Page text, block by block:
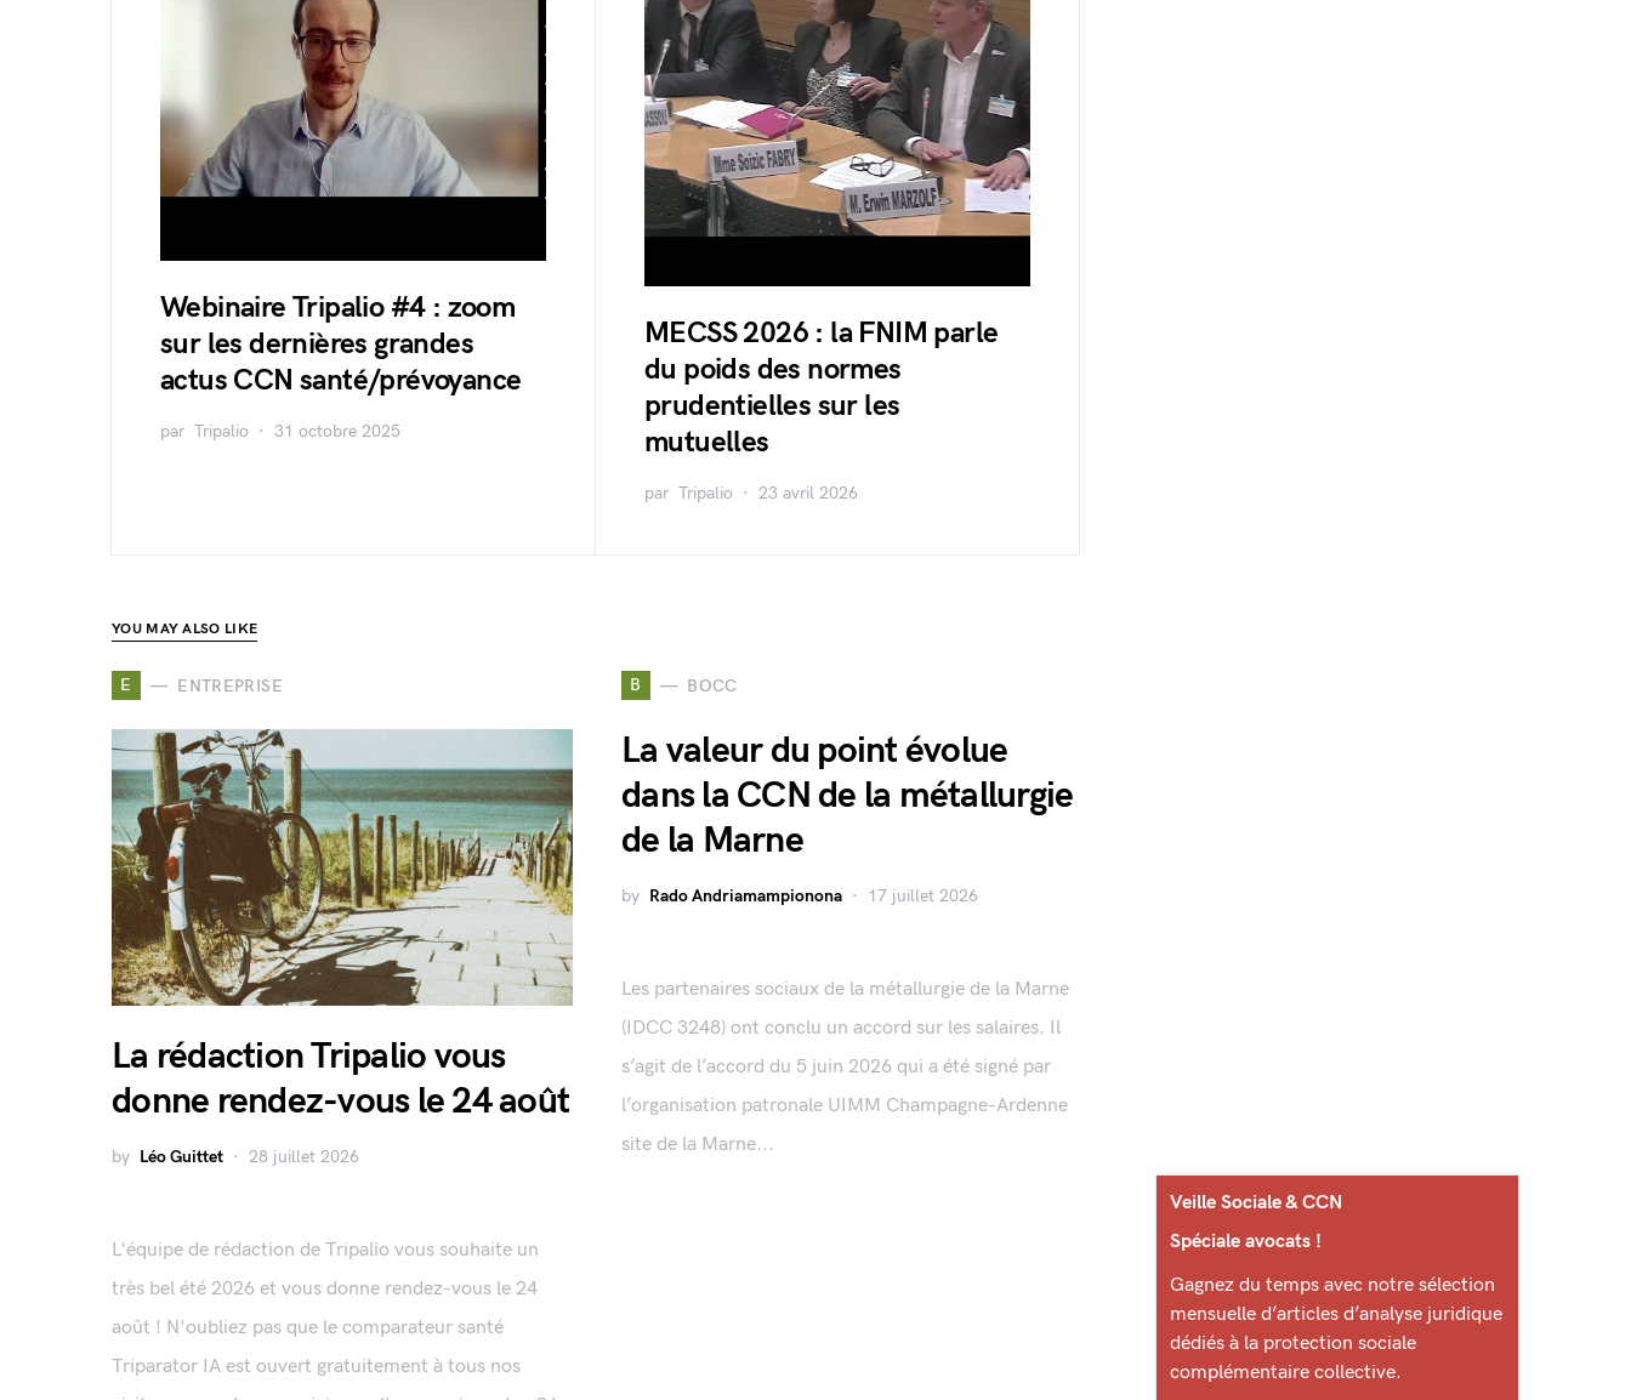
Webinaire Tripalio #4 : zoom
sur les dernières grandes
actus CCN santé/prévoyance
par Tripalio 31 octobre 2025
MECSS 2026 : la FNIM parle
du poids des normes
prudentielles sur les
mutuelles
par Tripalio 23 avril 2026
YOU MAY ALSO LIKE
E ENTREPRISE
La rédaction Tripalio vous
donne rendez-vous le 24 août
by Léo Guittet 28 juillet 2026
L'équipe de rédaction de Tripalio vous souhaite un
très bel été 2026 et vous donne rendez-vous le 24
août ! N'oubliez pas que le comparateur santé
Triparator IA est ouvert gratuitement à tous nos
B BOCC
La valeur du point évolue
dans la CCN de la métallurgie
de la Marne
by Rado Andriamampionona 17 juillet 2026
Les partenaires sociaux de la métallurgie de la Marne
(IDCC 3248) ont conclu un accord sur les salaires. Il
s’agit de l’accord du 5 juin 2026 qui a été signé par
l’organisation patronale UIMM Champagne-Ardenne
site de la Marne...
Veille Sociale & CCN
Spéciale avocats !
Gagnez du temps avec notre sélection
mensuelle d’articles d’analyse juridique
dédiés à la protection sociale
complémentaire collective.